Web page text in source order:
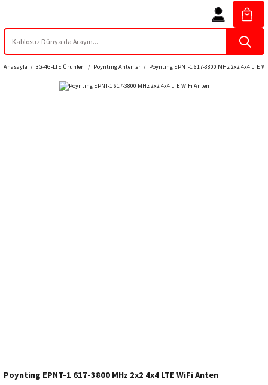
Anasayfa 3G-4G-LTE Ürünleri Poynting Antenler Poynting EPNT-1 617-3800 MHz 2x2 4x4 LTE
Poynting EPNT-1 617-3800 MHz 2x2 4x4 LTE WiFi Anten